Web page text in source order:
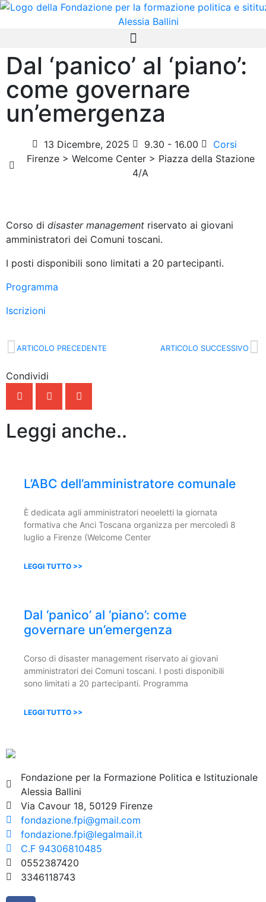
Dal ‘panico’ al ‘piano’:
come governare
un’emergenza
13 Dicembre, 2025 9.30 - 16.00
Corsi
Firenze > Welcome Center > Piazza della Stazione
4/A
Corso di disaster management riservato ai giovani
amministratori dei Comuni toscani.
I posti disponibili sono limitati a 20 partecipanti.
Programma
Iscrizioni
ARTICOLO PRECEDENTE ARTICOLO SUCCESSIVO
Condividi
Leggi anche..
L’ABC dell’amministratore comunale
È dedicata agli amministratori neoeletti la giornata
formativa che Anci Toscana organizza per mercoledì 8
luglio a Firenze (Welcome Center
LEGGI TUTTO >>
Dal ‘panico’ al ‘piano’: come
governare un’emergenza
Corso di disaster management riservato ai giovani
amministratori dei Comuni toscani. I posti disponibili
sono limitati a 20 partecipanti. Programma
LEGGI TUTTO >>
Fondazione per la Formazione Politica e Istituzionale
Alessia Ballini
Via Cavour 18, 50129 Firenze
fondazione.fpi@gmail.com
fondazione.fpi@legalmail.it
C.F 94306810485
0552387420
3346118743